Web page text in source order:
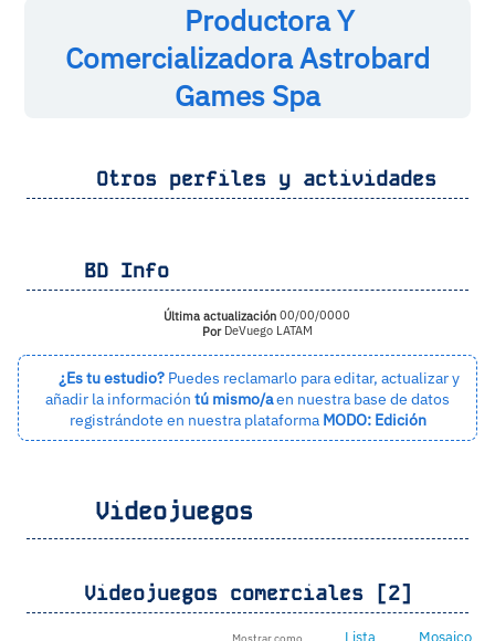
Productora Y
Comercializadora Astrobard
Games Spa
Otros perfiles y actividades
BD Info
Última actualización 00/00/0000
PorDeVuego LATAM
¿Es tu estudio? Puedes reclamarlo para editar, actualizar y
añadir la información tú mismo/aen nuestra base de datos
registrándote en nuestra plataforma MODO: Edición
Videojuegos
Videojuegos comerciales [2]
Mostrar como Lista Mosaico